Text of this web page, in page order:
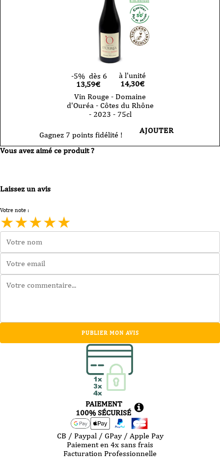
-5% dès 6
13,59€
à l'unité
14,30€
Vin Rouge - Domaine
d'Ouréa - Côtes du Rhône
- 2023 - 75cl
Gagnez 7 points fidélité ! AJOUTER
Vous avez aimé ce produit ?
Laissez un avis
Votre note :
★★★★★
PUBLIER MON AVIS
PAIEMENT
100% SÉCURISÉ
CB / Paypal / GPay / Apple Pay
Paiement en 4x sans frais
Facturation Professionnelle